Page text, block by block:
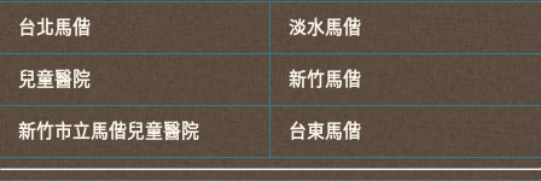
台北馬偕 淡水馬偕
兒童醫院 新竹馬偕
新竹市立馬偕兒童醫院 台東馬偕